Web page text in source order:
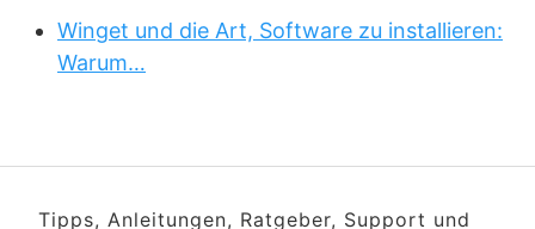
Winget und die Art, Software zu installieren:
Warum…
Tipps, Anleitungen, Ratgeber, Support und